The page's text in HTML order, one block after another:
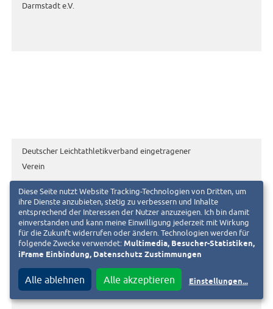
Darmstadt e.V.
Deutscher Leichtathletikverband eingetragener
Verein
Diese Seite nutzt Website Tracking-Technologien von Dritten, um
ihre Dienste anzubieten, stetig zu verbessern und Inhalte
entsprechend der Interessen der Nutzer anzuzeigen. Ich bin damit
einverstanden und kann meine Einwilligung jederzeit mit Wirkung
für die Zukunft widerrufen oder ändern. Technologien werden für
folgende Zwecke verwendet: Multimedia, Besucher-Statistiken,
iFrame Einbindung, Datenschutz Zustimmungen
Alle ablehnen Alle akzeptieren Einstellungen...